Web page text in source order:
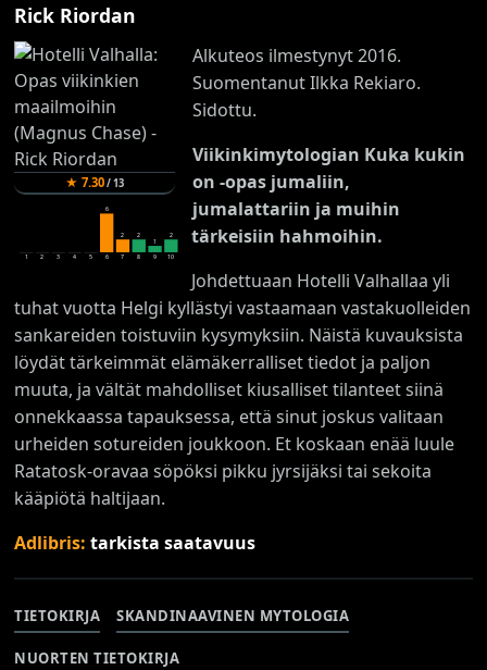
Rick Riordan
★7.30/13
1 2 3 4 5
6
6
2
7
2
8
1
9
2
10
Alkuteos ilmestynyt 2016.
Suomentanut Ilkka Rekiaro.
Sidottu.
Viikinkimytologian Kuka kukin
on -opas jumaliin,
jumalattariin ja muihin
tärkeisiin hahmoihin.
Johdettuaan Hotelli Valhallaa yli
tuhat vuotta Helgi kyllästyi vastaamaan vastakuolleiden
sankareiden toistuviin kysymyksiin. Näistä kuvauksista
löydät tärkeimmät elämäkerralliset tiedot ja paljon
muuta, ja vältät mahdolliset kiusalliset tilanteet siinä
onnekkaassa tapauksessa, että sinut joskus valitaan
urheiden sotureiden joukkoon. Et koskaan enää luule
Ratatosk-oravaa söpöksi pikku jyrsijäksi tai sekoita
kääpiötä haltijaan.
Adlibris:tarkista saatavuus
TIETOKIRJA SKANDINAAVINEN MYTOLOGIA
NUORTEN TIETOKIRJA